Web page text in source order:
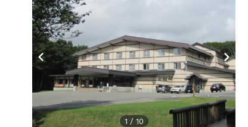
1 / 10